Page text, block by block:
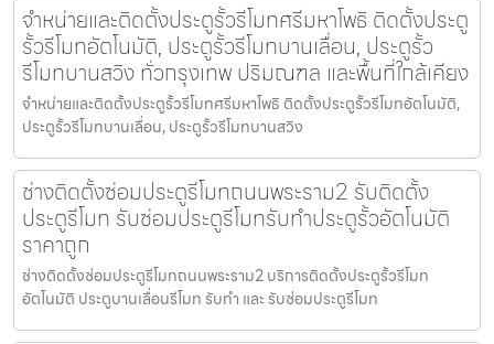
จำหน่ายและติดตั้งประตูรั้วรีโมทศรีมหาโพธิ ติดตั้งประตู
รั้วรีโมทอัตโนมัติ, ประตูรั้วรีโมทบานเลื่อน, ประตูรั้ว
รีโมทบานสวิง ทั่วกรุงเทพ ปริมณฑล และพื้นที่ใกล้เคียง
จำหน่ายและติดตั้งประตูรั้วรีโมทศรีมหาโพธิ ติดตั้งประตูรั้วรีโมทอัตโนมัติ,
ประตูรั้วรีโมทบานเลื่อน, ประตูรั้วรีโมทบานสวิง
ช่างติดตั้งซ่อมประตูรีโมทถนนพระราม2 รับติดตั้ง
ประตูรีโมท รับซ่อมประตูรีโมทรับทำประตูรั้วอัตโนมัติ
ราคาถูก
ช่างติดตั้งซ่อมประตูรีโมทถนนพระราม2 บริการติดตั้งประตูรั้วรีโมท
อัตโนมัติ ประตูบานเลื่อนรีโมท รับทำ และ รับซ่อมประตูรีโมท